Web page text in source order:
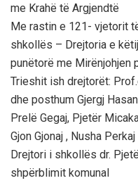
me Krahë të Argjendtë
Me rastin e 121- vjetorit
shkollës – Drejtoria e
punëtorë me Mirënjohjen
Trieshit ish drejtorët:
dhe posthum Gjergj
Prelë Gegaj, Pjetër
Gjon Gjonaj , Nusha
Drejtori i shkollës dr.
shpërblimit komunal